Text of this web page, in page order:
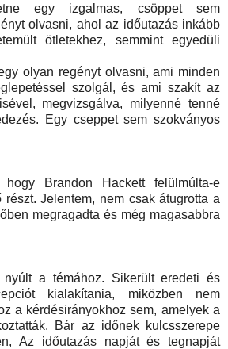
egy izgalmas, csöppet sem
olvasni, ahol az időutazás inkább
ötletekhez, semmint egyedüli
olyan regényt olvasni, ami minden
szolgál, és ami szakít az
megvizsgálva, milyenné tenné
Egy cseppet sem szokványos
Brandon Hackett felülmúlta-e
Jelentem, nem csak átugrotta a
megragadta és még magasabbra
a témához. Sikerült eredeti és
kialakítania, miközben nem
a kérdésirányokhoz sem, amelyek a
Bár az időnek kulcsszerepe
Az időutazás napját és tegnapját